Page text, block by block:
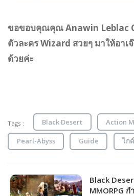
ขอขอบคุณคุณAnawin Leblac
ตัวละครWizard สวยๆ มาให้อา
ด้วยค่ะ
Tags : Black Desert Action
Pearl-Abyss Guide ไก
Black
MMORPG